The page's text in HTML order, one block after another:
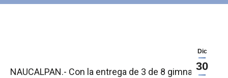
Dic
30
NAUCALPAN.- Con la entrega de 3 de 8 gimnasios